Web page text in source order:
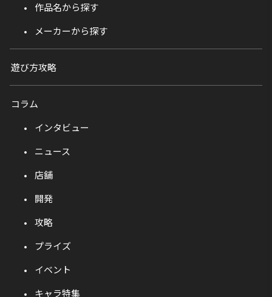
作品名から探す
メーカーから探す
遊び方攻略
コラム
インタビュー
ニュース
店舗
開発
攻略
プライズ
イベント
キャラ特集